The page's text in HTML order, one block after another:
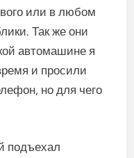
или в любом
Так же они
автомашине я
и просили
но для чего
подъехал